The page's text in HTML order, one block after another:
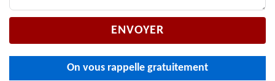
On vous rappelle gratuitement